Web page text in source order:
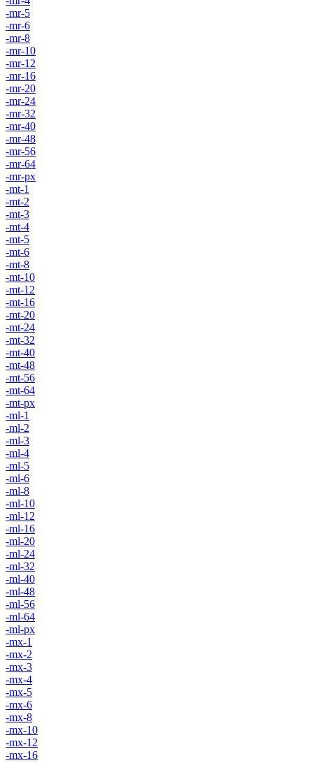
-mr-5
-mr-6
-mr-8
-mr-10
-mr-12
-mr-16
-mr-20
-mr-24
-mr-32
-mr-40
-mr-48
-mr-56
-mr-64
-mr-px
-mt-1
-mt-2
-mt-3
-mt-4
-mt-5
-mt-6
-mt-8
-mt-10
-mt-12
-mt-16
-mt-20
-mt-24
-mt-32
-mt-40
-mt-48
-mt-56
-mt-64
-mt-px
-ml-1
-ml-2
-ml-3
-ml-4
-ml-5
-ml-6
-ml-8
-ml-10
-ml-12
-ml-16
-ml-20
-ml-24
-ml-32
-ml-40
-ml-48
-ml-56
-ml-64
-ml-px
-mx-1
-mx-2
-mx-3
-mx-4
-mx-5
-mx-6
-mx-8
-mx-10
-mx-12
-mx-16